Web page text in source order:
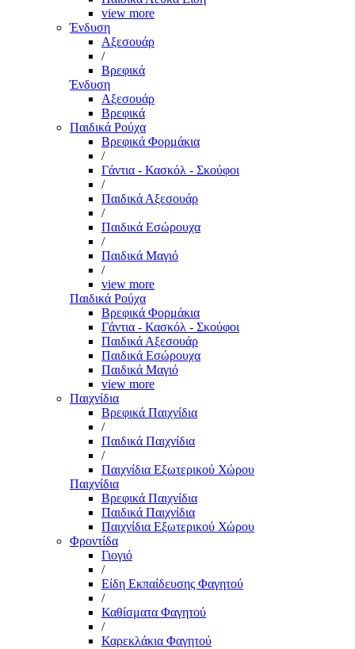
view more
Ένδυση
Αξεσουάρ
/
Βρεφικά
Ένδυση
Αξεσουάρ
Βρεφικά
Παιδικά Ρούχα
Βρεφικά Φορμάκια
/
Γάντια - Κασκόλ - Σκούφοι
/
Παιδικά Αξεσουάρ
/
Παιδικά Εσώρουχα
/
Παιδικά Μαγιό
/
view more
Παιδικά Ρούχα
Βρεφικά Φορμάκια
Γάντια - Κασκόλ - Σκούφοι
Παιδικά Αξεσουάρ
Παιδικά Εσώρουχα
Παιδικά Μαγιό
view more
Παιχνίδια
Βρεφικά Παιχνίδια
/
Παιδικά Παιχνίδια
/
Παιχνίδια Εξωτερικού Χώρου
Παιχνίδια
Βρεφικά Παιχνίδια
Παιδικά Παιχνίδια
Παιχνίδια Εξωτερικού Χώρου
Φροντίδα
Γιογιό
/
Είδη Εκπαίδευσης Φαγητού
/
Καθίσματα Φαγητού
/
Καρεκλάκια Φαγητού